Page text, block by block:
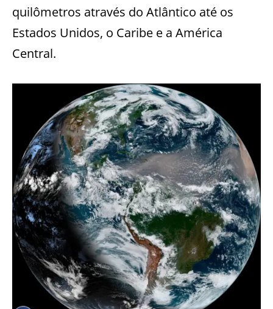
quilômetros através do Atlântico até os
Estados Unidos, o Caribe e a América
Central.